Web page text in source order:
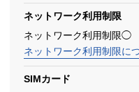
ネットワーク利用制限
ネットワーク利用制限◯
ネットワーク利用制限に
SIMカード